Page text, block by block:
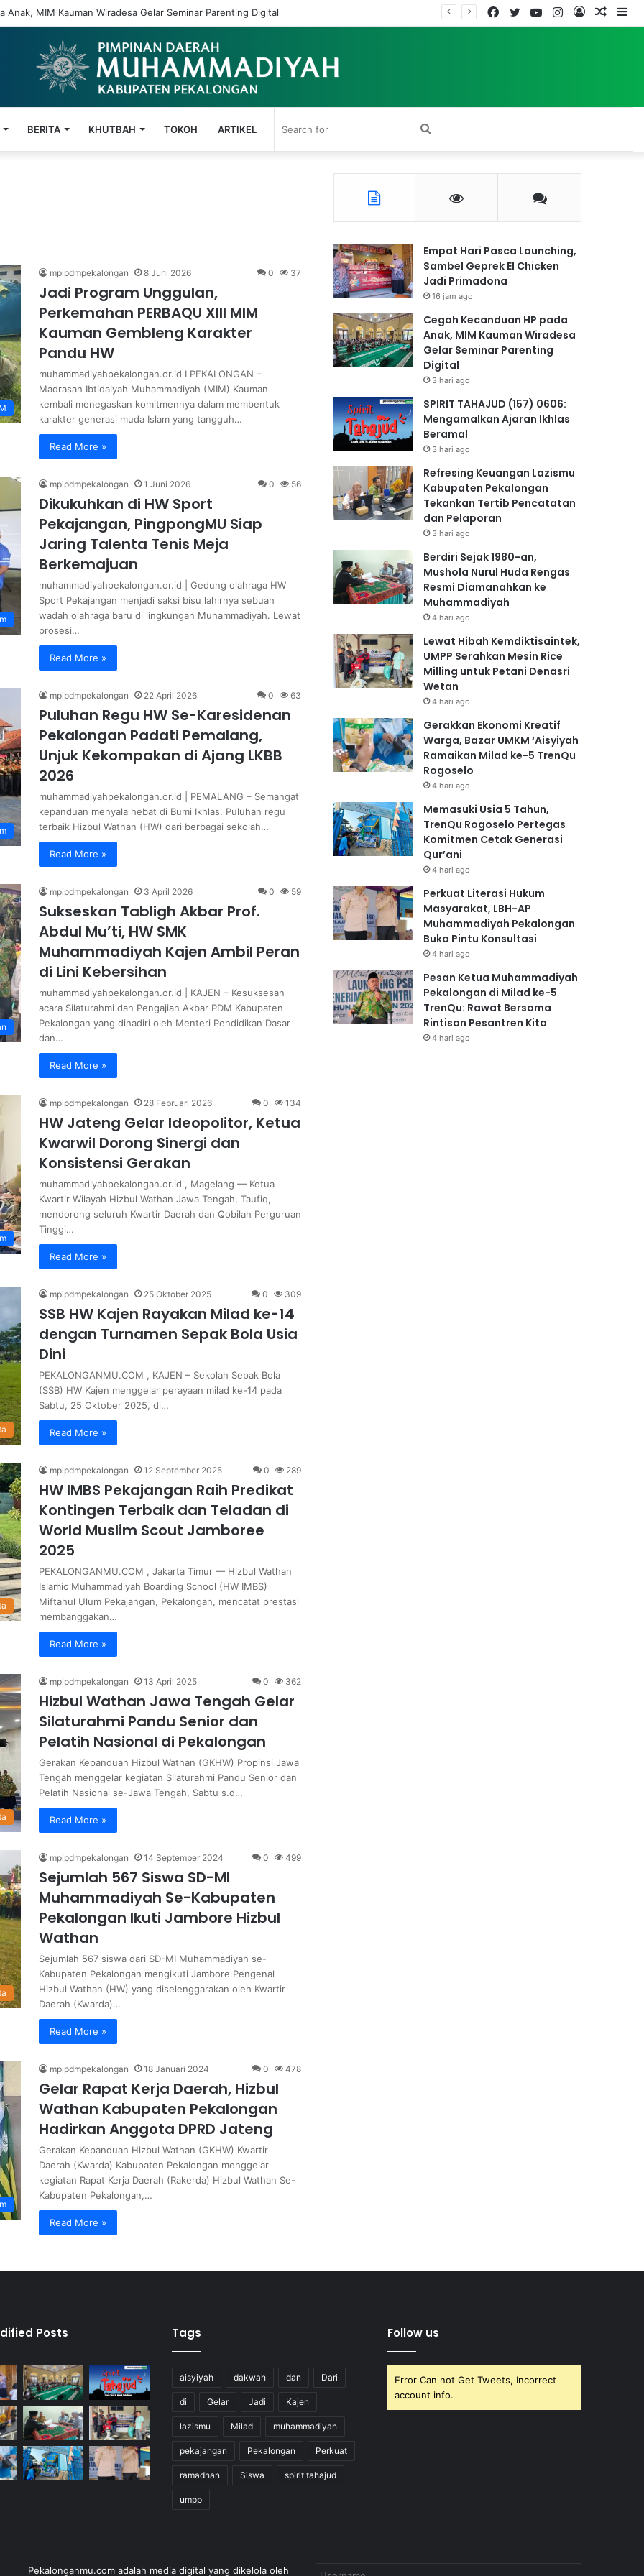
Anak, MIM Kauman Wiradesa Gelar Seminar Parenting Digital
Log
Instagram
YouTube
Twitter
Facebook
BERITA KHUTBAH TOKOH ARTIKEL Search
for
mpipdmpekalongan 8 Juni 2026 0 37
Jadi Program Unggulan,
Perkemahan PERBAQU XIII MIM
Kauman Gembleng Karakter
Pandu HW
muhammadiyahpekalongan.or.id I PEKALONGAN –
Madrasah Ibtidaiyah Muhammadiyah (MIM) Kauman
kembali menegaskan komitmennya dalam membentuk
karakter generasi muda Islam yang tangguh…
Read More »
mpipdmpekalongan 1 Juni 2026 0 56
Dikukuhkan di HW Sport
Pekajangan, PingpongMU Siap
Jaring Talenta Tenis Meja
Berkemajuan
​muhammadiyahpekalongan.or.id | Gedung olahraga HW
Sport Pekajangan menjadi saksi bisu lahirnya sebuah
wadah olahraga baru di lingkungan Muhammadiyah. Lewat
prosesi…
Read More »
mpipdmpekalongan 22 April 2026 0 63
Puluhan Regu HW Se-Karesidenan
Pekalongan Padati Pemalang,
Unjuk Kekompakan di Ajang LKBB
2026
muhammadiyahpekalongan.or.id | PEMALANG – Semangat
kepanduan menyala hebat di Bumi Ikhlas. Puluhan regu
terbaik Hizbul Wathan (HW) dari berbagai sekolah…
Read More »
mpipdmpekalongan 3 April 2026 0 59
Sukseskan Tabligh Akbar Prof.
Abdul Mu’ti, HW SMK
Muhammadiyah Kajen Ambil Peran
di Lini Kebersihan
muhammadiyahpekalongan.or.id | KAJEN – Kesuksesan
acara Silaturahmi dan Pengajian Akbar PDM Kabupaten
Pekalongan yang dihadiri oleh Menteri Pendidikan Dasar
dan…
Read More »
mpipdmpekalongan 28 Februari 2026 0 134
HW Jateng Gelar Ideopolitor, Ketua
Kwarwil Dorong Sinergi dan
Konsistensi Gerakan
muhammadiyahpekalongan.or.id , Magelang — Ketua
Kwartir Wilayah Hizbul Wathan Jawa Tengah, Taufiq,
mendorong seluruh Kwartir Daerah dan Qobilah Perguruan
Tinggi…
Read More »
mpipdmpekalongan 25 Oktober 2025 0 309
SSB HW Kajen Rayakan Milad ke-14
dengan Turnamen Sepak Bola Usia
Dini
PEKALONGANMU.COM , KAJEN – Sekolah Sepak Bola
(SSB) HW Kajen menggelar perayaan milad ke-14 pada
Sabtu, 25 Oktober 2025, di…
Read More »
mpipdmpekalongan 12 September 2025 0 289
HW IMBS Pekajangan Raih Predikat
Kontingen Terbaik dan Teladan di
World Muslim Scout Jamboree
2025
PEKALONGANMU.COM , Jakarta Timur — Hizbul Wathan
Islamic Muhammadiyah Boarding School (HW IMBS)
Miftahul Ulum Pekajangan, Pekalongan, mencatat prestasi
membanggakan…
Read More »
mpipdmpekalongan 13 April 2025 0 362
Hizbul Wathan Jawa Tengah Gelar
Silaturahmi Pandu Senior dan
Pelatih Nasional di Pekalongan
Gerakan Kepanduan Hizbul Wathan (GKHW) Propinsi Jawa
Tengah menggelar kegiatan Silaturahmi Pandu Senior dan
Pelatih Nasional se-Jawa Tengah, Sabtu s.d…
Read More »
mpipdmpekalongan 14 September 2024 0 499
Sejumlah 567 Siswa SD-MI
Muhammadiyah Se-Kabupaten
Pekalongan Ikuti Jambore Hizbul
Wathan
Sejumlah 567 siswa dari SD-MI Muhammadiyah se-
Kabupaten Pekalongan mengikuti Jambore Pengenal
Hizbul Wathan (HW) yang diselenggarakan oleh Kwartir
Daerah (Kwarda)…
Read More »
mpipdmpekalongan 18 Januari 2024 0 478
Gelar Rapat Kerja Daerah, Hizbul
Wathan Kabupaten Pekalongan
Hadirkan Anggota DPRD Jateng
Gerakan Kepanduan Hizbul Wathan (GKHW) Kwartir
Daerah (Kwarda) Kabupaten Pekalongan menggelar
kegiatan Rapat Kerja Daerah (Rakerda) Hizbul Wathan Se-
Kabupaten Pekalongan,…
Read More »
Empat Hari Pasca Launching,
Sambel Geprek El Chicken
Jadi Primadona
16 jam ago
Cegah Kecanduan HP pada
Anak, MIM Kauman Wiradesa
Gelar Seminar Parenting
Digital
3 hari ago
SPIRIT TAHAJUD (157) 0606:
Mengamalkan Ajaran Ikhlas
Beramal
3 hari ago
Refresing Keuangan Lazismu
Kabupaten Pekalongan
Tekankan Tertib Pencatatan
dan Pelaporan
3 hari ago
Berdiri Sejak 1980-an,
Mushola Nurul Huda Rengas
Resmi Diamanahkan ke
Muhammadiyah
4 hari ago
Lewat Hibah Kemdiktisaintek,
UMPP Serahkan Mesin Rice
Milling untuk Petani Denasri
Wetan
4 hari ago
Gerakkan Ekonomi Kreatif
Warga, Bazar UMKM ‘Aisyiyah
Ramaikan Milad ke-5 TrenQu
Rogoselo
4 hari ago
Memasuki Usia 5 Tahun,
TrenQu Rogoselo Pertegas
Komitmen Cetak Generasi
Qur’ani
4 hari ago
Perkuat Literasi Hukum
Masyarakat, LBH-AP
Muhammadiyah Pekalongan
Buka Pintu Konsultasi
4 hari ago
Pesan Ketua Muhammadiyah
Pekalongan di Milad ke-5
TrenQu: Rawat Bersama
Rintisan Pesantren Kita
4 hari ago
Posts Tags
aisyiyah dakwah dan Dari
di Gelar Jadi Kajen
lazismu Milad muhammadiyah
pekajangan Pekalongan Perkuat
ramadhan Siswa spirit tahajud
umpp
Follow us
Error Can not Get Tweets, Incorrect
account info.
Pekalonganmu.com adalah media digital yang dikelola oleh